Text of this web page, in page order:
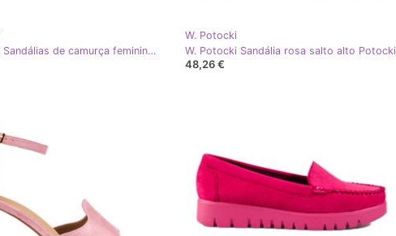
W. Potocki Sandálias de camurça feminina em um poste rosa
W. Potocki
W. Potocki Sandália rosa salto alto Potocki
48,26 €